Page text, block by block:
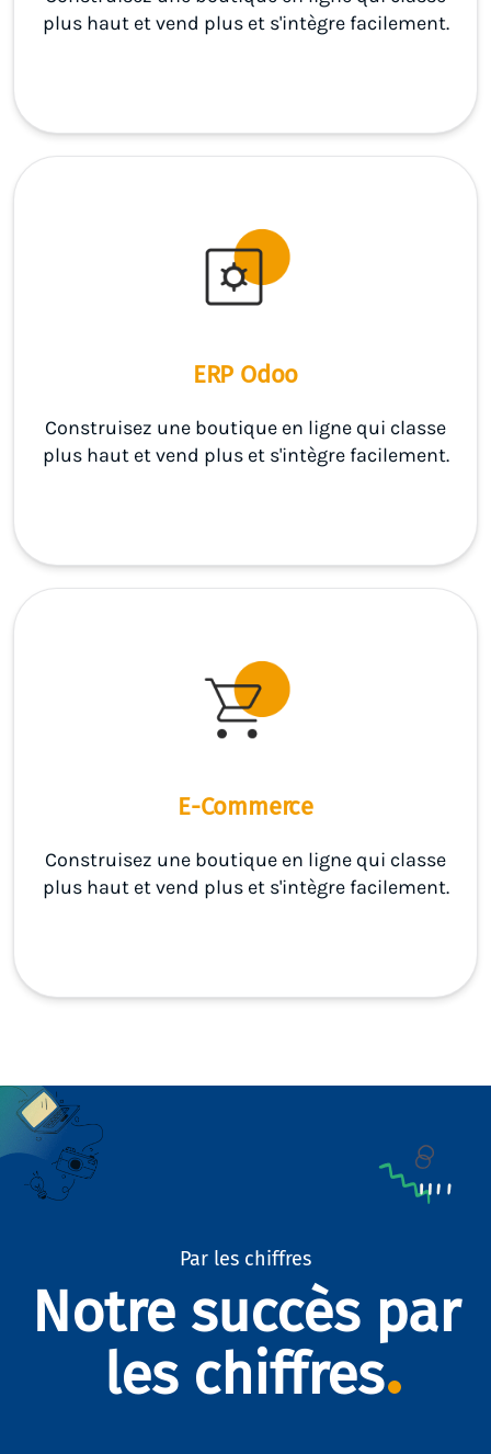
plus haut et vend plus et s'intègre facilement.
ERP Odoo
Construisez une boutique en ligne qui classe
plus haut et vend plus et s'intègre facilement.
E-Commerce
Construisez une boutique en ligne qui classe
plus haut et vend plus et s'intègre facilement.
Par les chiffres
Notre succès par
les chiffres